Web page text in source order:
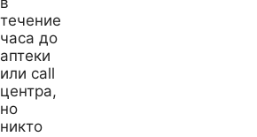
течение
часа до
аптеки
или call
центра,
но
никто